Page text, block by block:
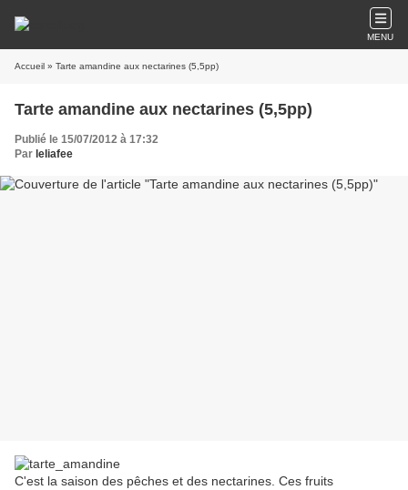
MENU
Accueil » Tarte amandine aux nectarines (5,5pp)
Tarte amandine aux nectarines (5,5pp)
Publié le 15/07/2012 à 17:32
Par leliafee
C'est la saison des pêches et des nectarines. Ces fruits